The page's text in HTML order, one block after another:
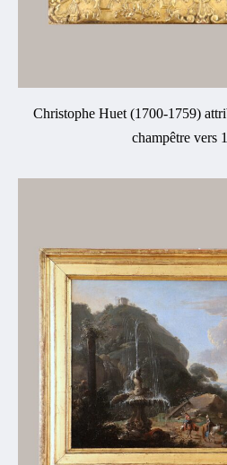
Christophe Huet (1700-1759)
champêtre vers